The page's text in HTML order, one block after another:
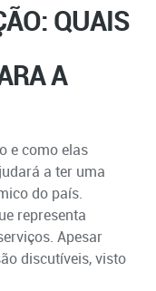
QUAIS
A
e como elas
a ter uma
do país.
representa
Apesar
discutíveis, visto